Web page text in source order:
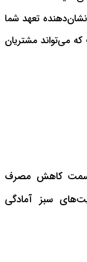
تعهد شما
می‌تواند مشتریان
سمت کاهش مصرف
سبز آمادگی